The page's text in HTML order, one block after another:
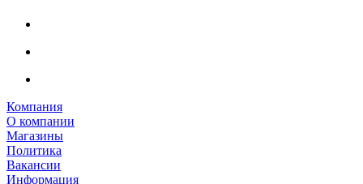
Компания
О компании
Магазины
Политика
Вакансии
Информация